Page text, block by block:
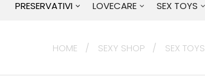
PRESERVATIVI LOVECARE SEX TOYS
HOME SEXY SHOP SEX TOYS